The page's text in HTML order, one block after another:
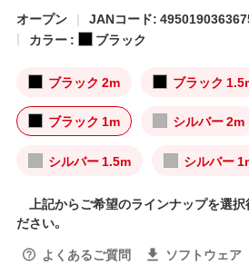
オープン
JANコード:
カラー :
ブラック
ブラック 2m ブラック
ブラック 1m シルバー 2m
シルバー 1.5m シルバー
上記からご希望のラインナップを選択
ださい。
よくあるご質問
ソフトウェア